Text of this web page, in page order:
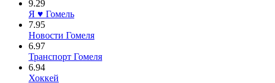
9.29
Я ♥ Гомель
7.95
Новости Гомеля
6.97
Транспорт Гомеля
6.94
Хоккей